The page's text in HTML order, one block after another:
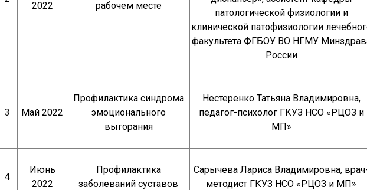
2022
рабочем месте
патологической физиологии и
клинической патофизиологии
факультета ФГБОУ ВО НГМУ
России
3 Май 2022
Профилактика синдрома
эмоционального
выгорания
Нестеренко Татьяна Владимировна,
педагог-психолог ГКУЗ НСО «РЦОЗ и
МП»
4
Июнь
2022
Профилактика
заболеваний суставов
Сарычева Лариса Владимировна,
методист ГКУЗ НСО «РЦОЗ и МП»